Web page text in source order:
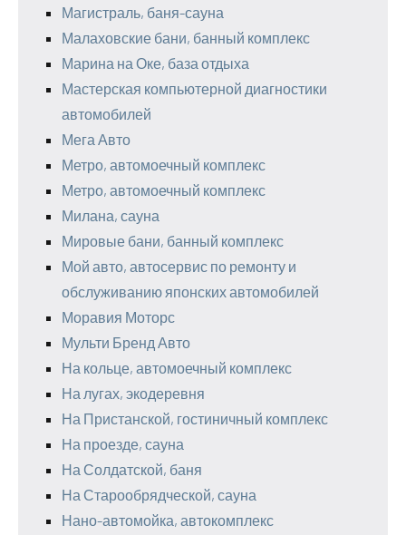
Магистраль, баня-сауна
Малаховские бани, банный комплекс
Марина на Оке, база отдыха
Мастерская компьютерной диагностики
автомобилей
Мега Авто
Метро, автомоечный комплекс
Метро, автомоечный комплекс
Милана, сауна
Мировые бани, банный комплекс
Мой авто, автосервис по ремонту и
обслуживанию японских автомобилей
Моравия Моторс
Мульти Бренд Авто
На кольце, автомоечный комплекс
На лугах, экодеревня
На Пристанской, гостиничный комплекс
На проезде, сауна
На Солдатской, баня
На Старообрядческой, сауна
Нано-автомойка, автокомплекс